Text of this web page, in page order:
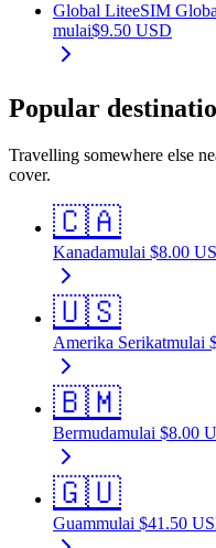
Global LiteeSIM
mulai$9.50 USD
Popular
Travelling somewhere else
cover.
🇨🇦
Kanadamulai $8.00
🇺🇸
Amerika Serikatmulai
🇧🇲
Bermudamulai $8.00
🇬🇺
Guammulai $41.50